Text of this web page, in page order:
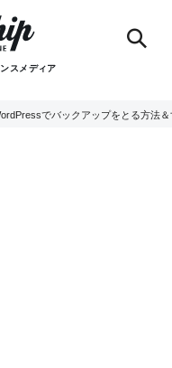
スメディア
でバックアップをとる方法